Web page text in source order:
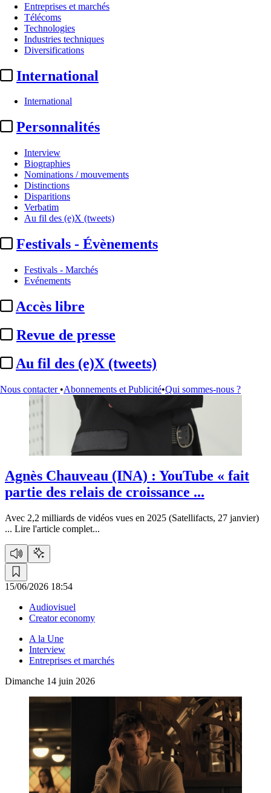
Entreprises et marchés
Télécoms
Technologies
Industries techniques
Diversifications
International
International
Personnalités
Interview
Biographies
Nominations / mouvements
Distinctions
Disparitions
Verbatim
Au fil des (e)X (tweets)
Festivals - Évènements
Festivals - Marchés
Evénements
Accès libre
Revue de presse
Au fil des (e)X (tweets)
Nous contacter •Abonnements et Publicité•Qui sommes-nous ?
YouTube[10 articles ]
Agnès Chauveau (INA) : YouTube « fait
partie des relais de croissance ...
Avec 2,2 milliards de vidéos vues en 2025 (Satellifacts, 27 janvier)
... Lire l'article complet...
15/06/2026 18:54
Audiovisuel
Creator economy
A la Une
Interview
Entreprises et marchés
Dimanche 14 juin 2026